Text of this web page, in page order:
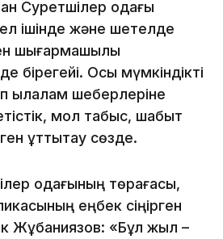
Суретшілер одағы
ел ішінде және шетелде
шығармашылық
бірегейі. Осы мүмкіндікті
шеберлеріне
мол табыс, шабыт
құттықтау сөзде.
одағының төрағасы,
еңбек сіңірген
Жұбаниязов: «Бұл жыл –